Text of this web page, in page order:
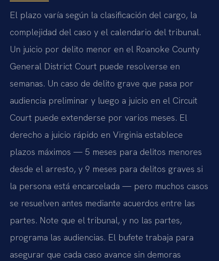
El plazo varía según la clasificación del cargo, la
complejidad del caso y el calendario del tribunal.
Un juicio por delito menor en el Roanoke County
General District Court puede resolverse en
semanas. Un caso de delito grave que pasa por
audiencia preliminar y luego a juicio en el Circuit
Court puede extenderse por varios meses. El
derecho a juicio rápido en Virginia establece
plazos máximos — 5 meses para delitos menores
desde el arresto, y 9 meses para delitos graves si
la persona está encarcelada — pero muchos casos
se resuelven antes mediante acuerdos entre las
partes. Note que el tribunal, y no las partes,
programa las audiencias. El bufete trabaja para
asegurar que cada caso avance sin demoras